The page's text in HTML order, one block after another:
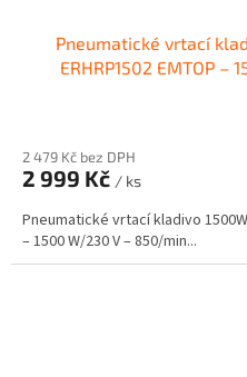
Pneumatické vrtací
ERHRP1502 EMTOP
2 479 Kč bez DPH
2 999 Kč / ks
Pneumatické vrtací kladivo 1500W
– 1500 W/230 V – 850/min...